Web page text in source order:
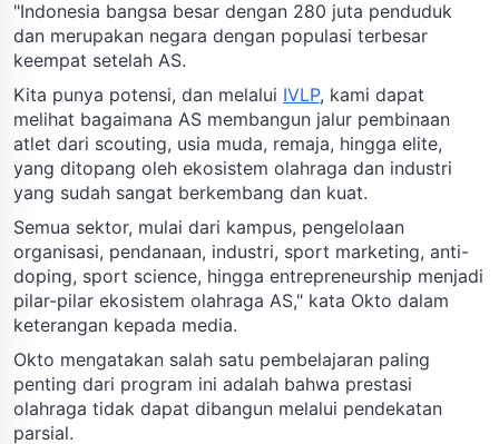
"Indonesia bangsa besar dengan 280 juta penduduk
dan merupakan negara dengan populasi terbesar
keempat setelah AS.
Kita punya potensi, dan melalui IVLP, kami dapat
melihat bagaimana AS membangun jalur pembinaan
atlet dari scouting, usia muda, remaja, hingga elite,
yang ditopang oleh ekosistem olahraga dan industri
yang sudah sangat berkembang dan kuat.
Semua sektor, mulai dari kampus, pengelolaan
organisasi, pendanaan, industri, sport marketing, anti-
doping, sport science, hingga entrepreneurship menjadi
pilar-pilar ekosistem olahraga AS," kata Okto dalam
keterangan kepada media.
Okto mengatakan salah satu pembelajaran paling
penting dari program ini adalah bahwa prestasi
olahraga tidak dapat dibangun melalui pendekatan
parsial.